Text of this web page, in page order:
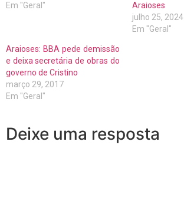
Em "Geral"
Araioses
julho 25, 2024
Em "Geral"
Araioses: BBA pede demissão
e deixa secretária de obras do
governo de Cristino
março 29, 2017
Em "Geral"
Deixe uma resposta